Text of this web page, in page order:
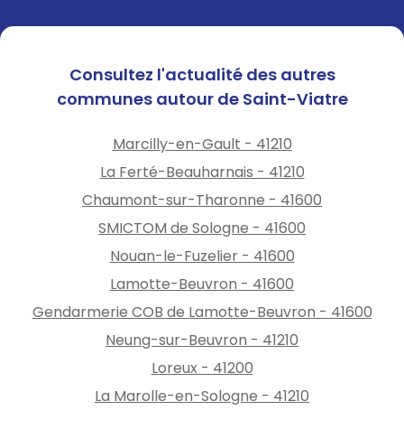
Consultez l'actualité des autres
communes autour de Saint-Viatre
Marcilly-en-Gault - 41210
La Ferté-Beauharnais - 41210
Chaumont-sur-Tharonne - 41600
SMICTOM de Sologne - 41600
Nouan-le-Fuzelier - 41600
Lamotte-Beuvron - 41600
Gendarmerie COB de Lamotte-Beuvron - 41600
Neung-sur-Beuvron - 41210
Loreux - 41200
La Marolle-en-Sologne - 41210